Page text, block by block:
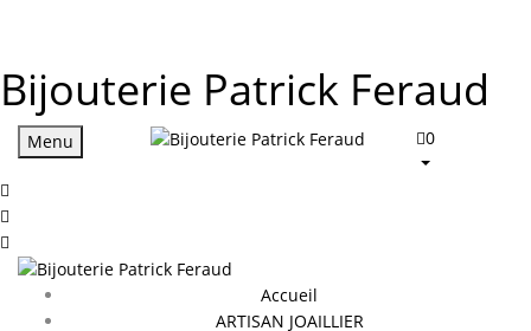
Bijouterie Patrick Feraud
Menu 0
Accueil
ARTISAN JOAILLIER